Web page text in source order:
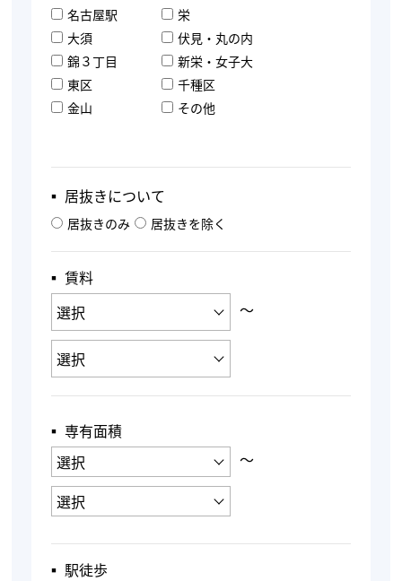
名古屋駅
栄
大須
伏見・丸の内
錦３丁目
新栄・女子大
東区
千種区
金山
その他
▪︎ 居抜きについて
居抜きのみ 居抜きを除く
▪︎ 賃料
〜
▪︎ 専有面積
〜
▪︎ 駅徒歩